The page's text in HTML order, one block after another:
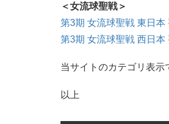
＜女流球聖戦＞
第3期 女流球聖戦 東日本
第3期 女流球聖戦 西日本
当サイトのカテゴリ表示
以上